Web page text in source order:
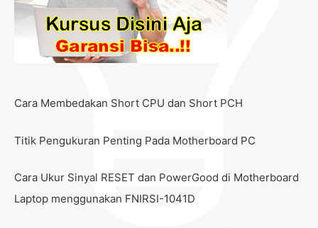
Cara Membedakan Short CPU dan Short PCH
Titik Pengukuran Penting Pada Motherboard PC
Cara Ukur Sinyal RESET dan PowerGood di Motherboard
Laptop menggunakan FNIRSI-1041D